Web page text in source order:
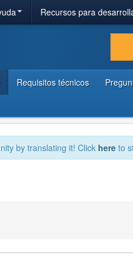
Recursos para
Requisitos técnicos
by translating it! Click here to